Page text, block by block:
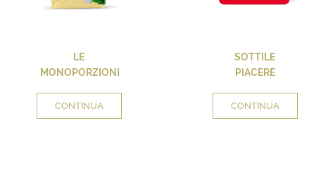
LE
MONOPORZIONI
CONTINUA
SOTTILE
PIACERE
CONTINUA